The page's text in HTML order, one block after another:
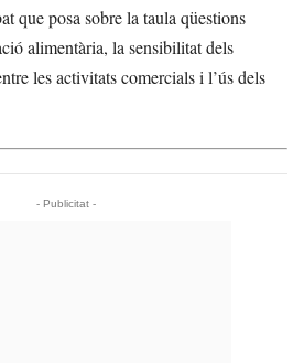
que posa sobre la taula qüestions
alimentària, la sensibilitat dels
les activitats comercials i l’ús dels
- Publicitat -